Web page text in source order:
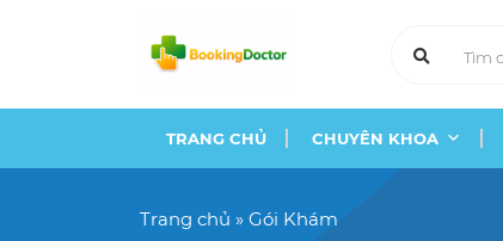
TRANG CHỦ CHUYÊN KHOA
Trang chủ » Gói Khám